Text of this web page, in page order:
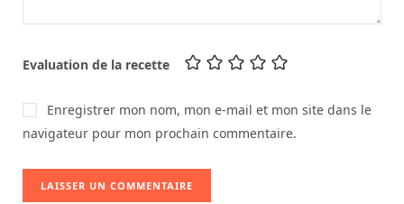
Evaluation de la recette
Enregistrer mon nom, mon e-mail et mon site dans le
navigateur pour mon prochain commentaire.